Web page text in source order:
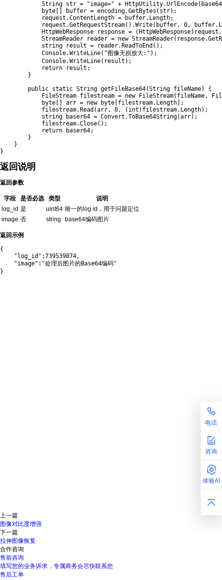
电话
咨询
体验AI
            String str
= "image=" + HttpUtility.UrlEncode( base64
            byte
buffer = encoding.GetBytes ( str) ;
            request
.ContentLength = buffer. Length;
            request
.GetRequestStream( ) .Write( buffer, 0, buffer.
            HttpWebResponse response
= ( HttpWebResponse) request .
            StreamReader reader
= new StreamReader( response.
            string result
= reader. ReadToEnd ( ) ;
            Console
.WriteLine( "图像无损放大:" ) ;
            Console
.WriteLine( result ) ;
return result ;
}
public static String getFileBase64(String fileName)
{
            FileStream filestream
= new FileStream( fileName,
            byte
arr = new byte filestream. Length
;
            filestream
. Read (arr, 0, ( int ) filestream. Length) ;
            string baser64
= Convert .ToBase64String(arr) ;
            filestream
.Close( ) ;
return baser64;
}
}
}
返回说明
返回参数
字段 是否必选 类型
说明
log_id 是 uint64 唯一的log id，用于问题定位
image 否 string base64编码图片
返回示例
{
    "log_id":739539874,
    "image":"处理后图片的Base64编码"
}
上一篇
图像对比度增强
下一篇
拉伸图像恢复
合作咨询
售前咨询
填写您的业务诉求，专属商务会尽快联系您
售后工单